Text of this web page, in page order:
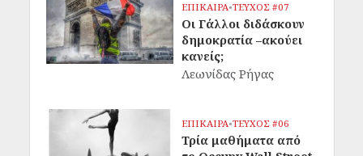
ΕΠΙΚΑΙΡΑ•ΤΕΥΧΟΣ #07
Οι Γάλλοι διδάσκουν
δημοκρατία –ακούει
κανείς;
Λεωνίδας Ρήγας
ΕΠΙΚΑΙΡΑ•ΤΕΥΧΟΣ #06
Τρία μαθήματα από